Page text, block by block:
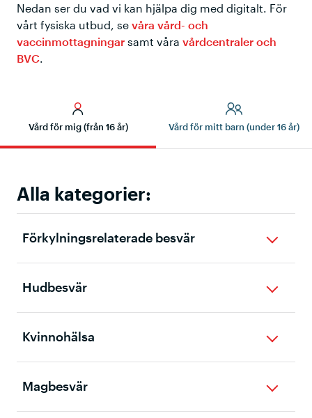
Nedan ser du vad vi kan hjälpa dig med digitalt. För
vårt fysiska utbud, se våra vård- och
vaccinmottagningar samt våra vårdcentraler och
BVC.
Vård för mig (från 16 år) Vård för mitt barn (under 16 år)
Alla kategorier:
Förkylningsrelaterade besvär
Hudbesvär
Kvinnohälsa
Magbesvär